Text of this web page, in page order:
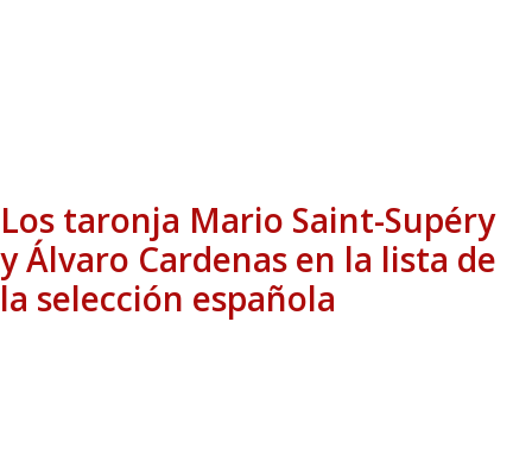
Los taronja Mario Saint-Supéry
y Álvaro Cardenas en la lista de
la selección española